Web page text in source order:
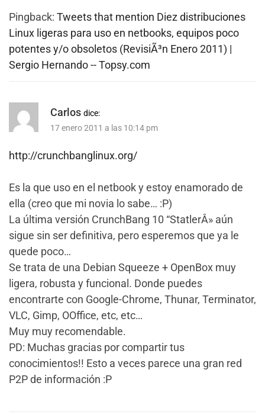
Pingback: Tweets that mention Diez distribuciones
Linux ligeras para uso en netbooks, equipos poco
potentes y/o obsoletos (RevisiÃ³n Enero 2011) |
Sergio Hernando -- Topsy.com
Carlos dice:
17 enero 2011 a las 10:14 pm
http://crunchbanglinux.org/
Es la que uso en el netbook y estoy enamorado de
ella (creo que mi novia lo sabe… :P)
La última versión CrunchBang 10 “StatlerÂ» aún
sigue sin ser definitiva, pero esperemos que ya le
quede poco…
Se trata de una Debian Squeeze + OpenBox muy
ligera, robusta y funcional. Donde puedes
encontrarte con Google-Chrome, Thunar, Terminator,
VLC, Gimp, OOffice, etc, etc…
Muy muy recomendable.
PD: Muchas gracias por compartir tus
conocimientos!! Esto a veces parece una gran red
P2P de información :P